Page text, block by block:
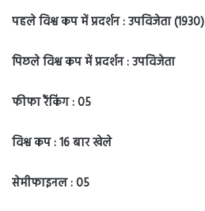
पहले विश्व कप में प्रदर्शन : उपविजेता (1930)
पिछले विश्व कप में प्रदर्शन : उपविजेता
फीफा रैंकिंग : 05
विश्व कप : 16 बार खेले
सेमीफाइनल : 05